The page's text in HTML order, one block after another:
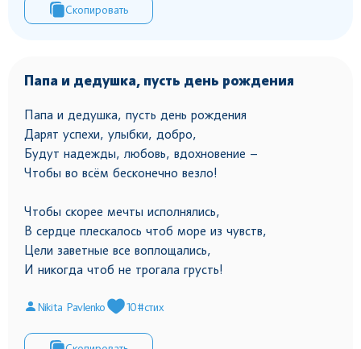
Скопировать
Папа и дедушка, пусть день рождения
Папа и дедушка, пусть день рождения
Дарят успехи, улыбки, добро,
Будут надежды, любовь, вдохновение –
Чтобы во всём бесконечно везло!
Чтобы скорее мечты исполнялись,
В сердце плескалось чтоб море из чувств,
Цели заветные все воплощались,
И никогда чтоб не трогала грусть!
Nikita Pavlenko 10#стих